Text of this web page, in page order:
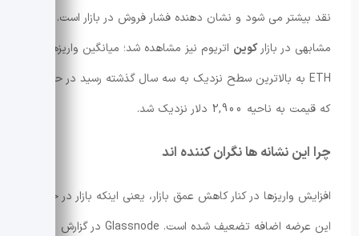
نقد بیشتر می شود و نشان دهنده فشار فروش در بازار است. رفتار
مشابهی در بازارکوین اتریوم نیز مشاهده شد؛ میانگین واریزهای
ETH به بالاترین سطح نزدیک به سه سال گذشته رسید در حالی
که قیمت به ناحیه 2,900 دلار نزدیک شد.
چرا این نشانه ها نگران کننده اند
افزایش واریزها در کنار کاهش عمق بازار، یعنی اینکه بازار در جذب
این عرضه اضافه تضعیف شده است. Glassnode در گزارش